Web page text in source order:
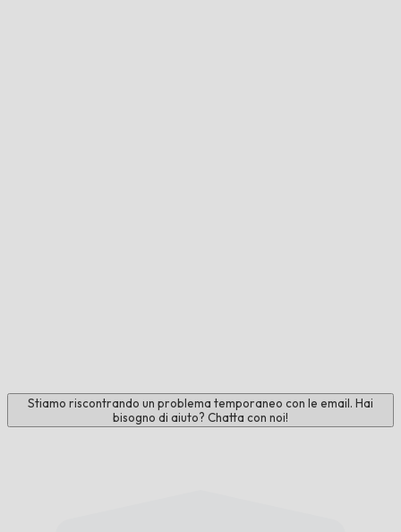
Stiamo riscontrando un problema temporaneo con le email. Hai
bisogno di aiuto? Chatta con noi!